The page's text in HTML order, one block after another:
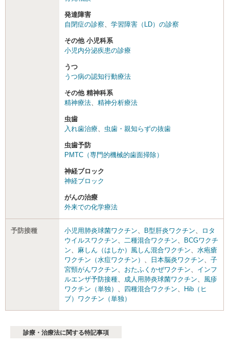
発達障害
自閉症の診察
学習障害（LD）の診察
その他 小児科系
小児内分泌疾患の診療
うつ
うつ病の認知行動療法
その他 精神科系
精神療法
精神分析療法
虫歯
入れ歯治療
虫歯・親知らずの抜歯
虫歯予防
PMTC（専門的機械的歯面掃除）
神経ブロック
神経ブロック
がんの治療
外来での化学療法
予防接種 小児用肺炎球菌ワクチン B型肝炎ワクチン
ロタ
ウイルスワクチン
二種混合ワクチン
BCGワクチ
ン
麻しん（はしか）風しん混合ワクチン
水疱瘡
ワクチン（水痘ワクチン）
日本脳炎ワクチン
子
宮頸がんワクチン
おたふくかぜワクチン
インフ
ルエンザ予防接種
成人用肺炎球菌ワクチン
風疹
ワクチン（単独）
四種混合ワクチン
Hib（ヒ
ブ）ワクチン（単独）
診療・治療法に関する特記事項